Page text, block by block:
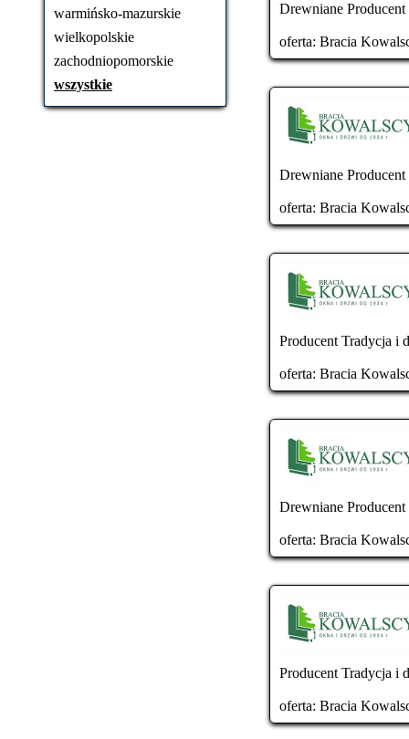
warmińsko-mazurskie
wielkopolskie
zachodniopomorskie
wszystkie
Drewniane
oferta: Bracia
Drewniane
oferta: Bracia
Producent Tradycja i
oferta: Bracia
Drewniane
oferta: Bracia
Producent Tradycja i
oferta: Bracia